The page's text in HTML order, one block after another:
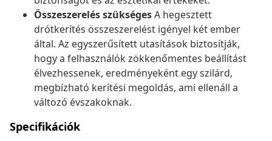
Összeszerelés szükségesA hegesztett
drótkerítés összeszerelést igényel két ember
által. Az egyszerűsített utasítások biztosítják,
hogy a felhasználók zökkenőmentes beállítást
élvezhessenek, eredményeként egy szilárd,
megbízható kerítési megoldás, ami ellenáll a
változó évszakoknak.
Specifikációk